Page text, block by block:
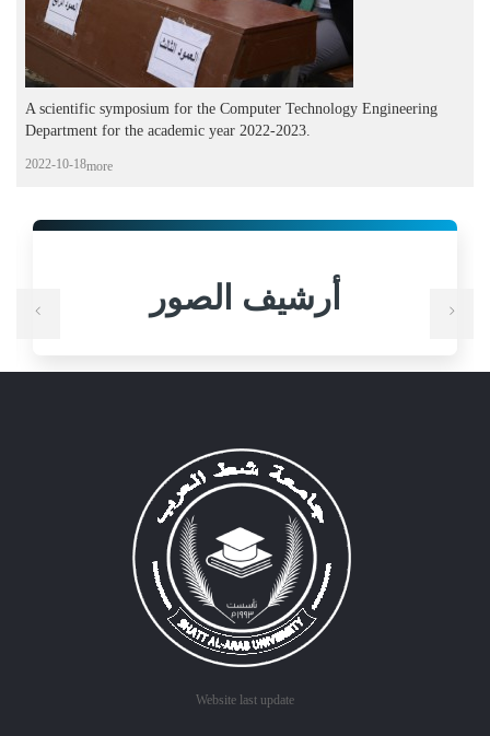
A scientific symposium for the Computer Technology Engineering
Department for the academic year 2022-2023.
2022-10-18more
أرشيف الصور
Website last update